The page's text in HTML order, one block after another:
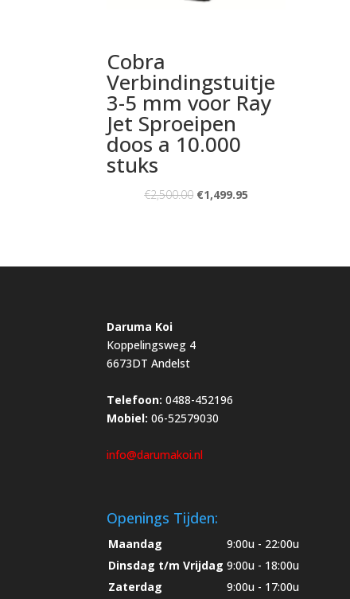
Cobra
Verbindingstuitje
3-5 mm voor Ray
Jet Sproeipen
doos a 10.000
stuks
€2,500.00 €1,499.95
Daruma Koi
Koppelingsweg 4
6673DT Andelst
Telefoon: 0488-452196
Mobiel: 06-52579030
info@darumakoi.nl
Openings Tijden:
Maandag
9:00u - 22:00u
Dinsdag t/m Vrijdag 9:00u - 18:00u
Zaterdag
9:00u - 17:00u